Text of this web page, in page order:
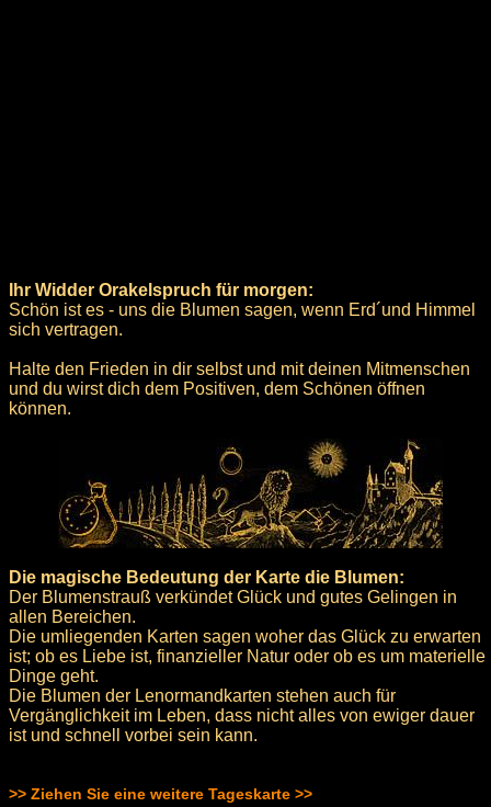
Ihr Widder Orakelspruch für morgen:
Schön ist es - uns die Blumen sagen, wenn Erd´und Himmel
sich vertragen.
Halte den Frieden in dir selbst und mit deinen Mitmenschen
und du wirst dich dem Positiven, dem Schönen öffnen
können.
Die magische Bedeutung der Karte die Blumen:
Der Blumenstrauß verkündet Glück und gutes Gelingen in
allen Bereichen.
Die umliegenden Karten sagen woher das Glück zu erwarten
ist; ob es Liebe ist, finanzieller Natur oder ob es um materielle
Dinge geht.
Die Blumen der Lenormandkarten stehen auch für
Vergänglichkeit im Leben, dass nicht alles von ewiger dauer
ist und schnell vorbei sein kann.
>> Ziehen Sie eine weitere Tageskarte >>